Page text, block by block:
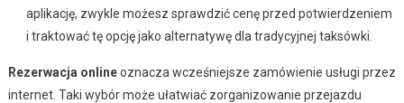
aplikację, zwykle możesz sprawdzić cenę przed potwierdzeniem
i traktować tę opcję jako alternatywę dla tradycyjnej taksówki.
Rezerwacja onlineoznacza wcześniejsze zamówienie usługi przez
internet. Taki wybór może ułatwiać zorganizowanie przejazdu